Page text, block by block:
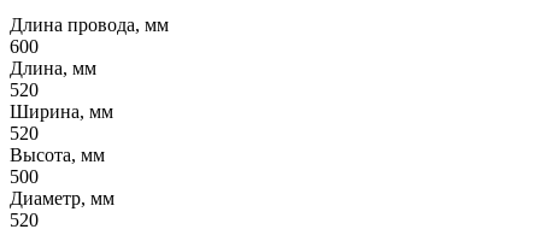
Длина провода, мм
600
Длина, мм
520
Ширина, мм
520
Высота, мм
500
Диаметр, мм
520